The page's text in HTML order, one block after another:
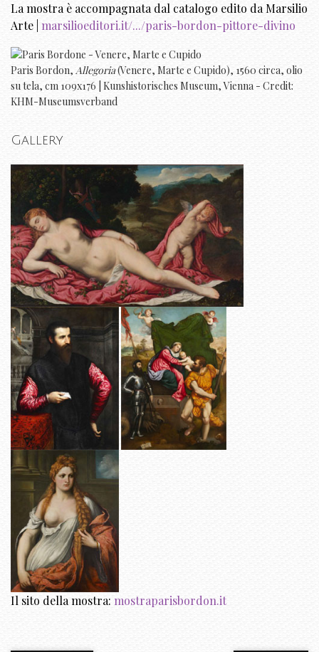
La mostra è accompagnata dal catalogo edito da Marsilio
Arte | marsilioeditori.it/.../paris-bordon-pittore-divino
Paris Bordon, Allegoria(Venere, Marte e Cupido), 1560 circa, olio
su tela, cm 109x176 | Kunshistorisches Museum, Vienna - Credit:
KHM-Museumsverband
Gallery
Il sito della mostra: mostraparisbordon.it